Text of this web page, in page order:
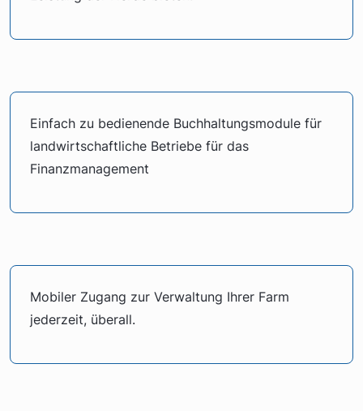
Einfach zu bedienende Buchhaltungsmodule für
landwirtschaftliche Betriebe für das
Finanzmanagement
Mobiler Zugang zur Verwaltung Ihrer Farm
jederzeit, überall.